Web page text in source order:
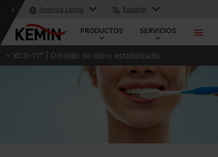
América Latina Español
PRODUCTOS SERVICIOS
XCS-11™ | Dióxido de cloro estabilizado